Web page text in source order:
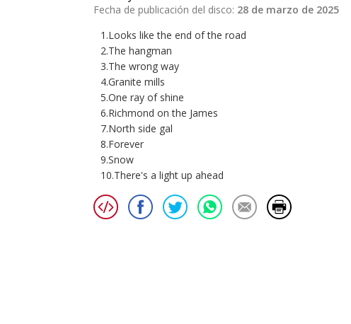
Fecha de publicación del disco: 28 de marzo de 2025
1.Looks like the end of the road
2.The hangman
3.The wrong way
4.Granite mills
5.One ray of shine
6.Richmond on the James
7.North side gal
8.Forever
9.Snow
10.There's a light up ahead